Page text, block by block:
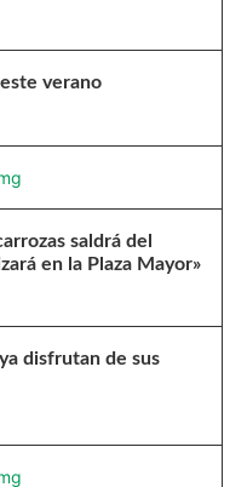
verano
saldrá del
en la Plaza Mayor»
disfrutan de sus